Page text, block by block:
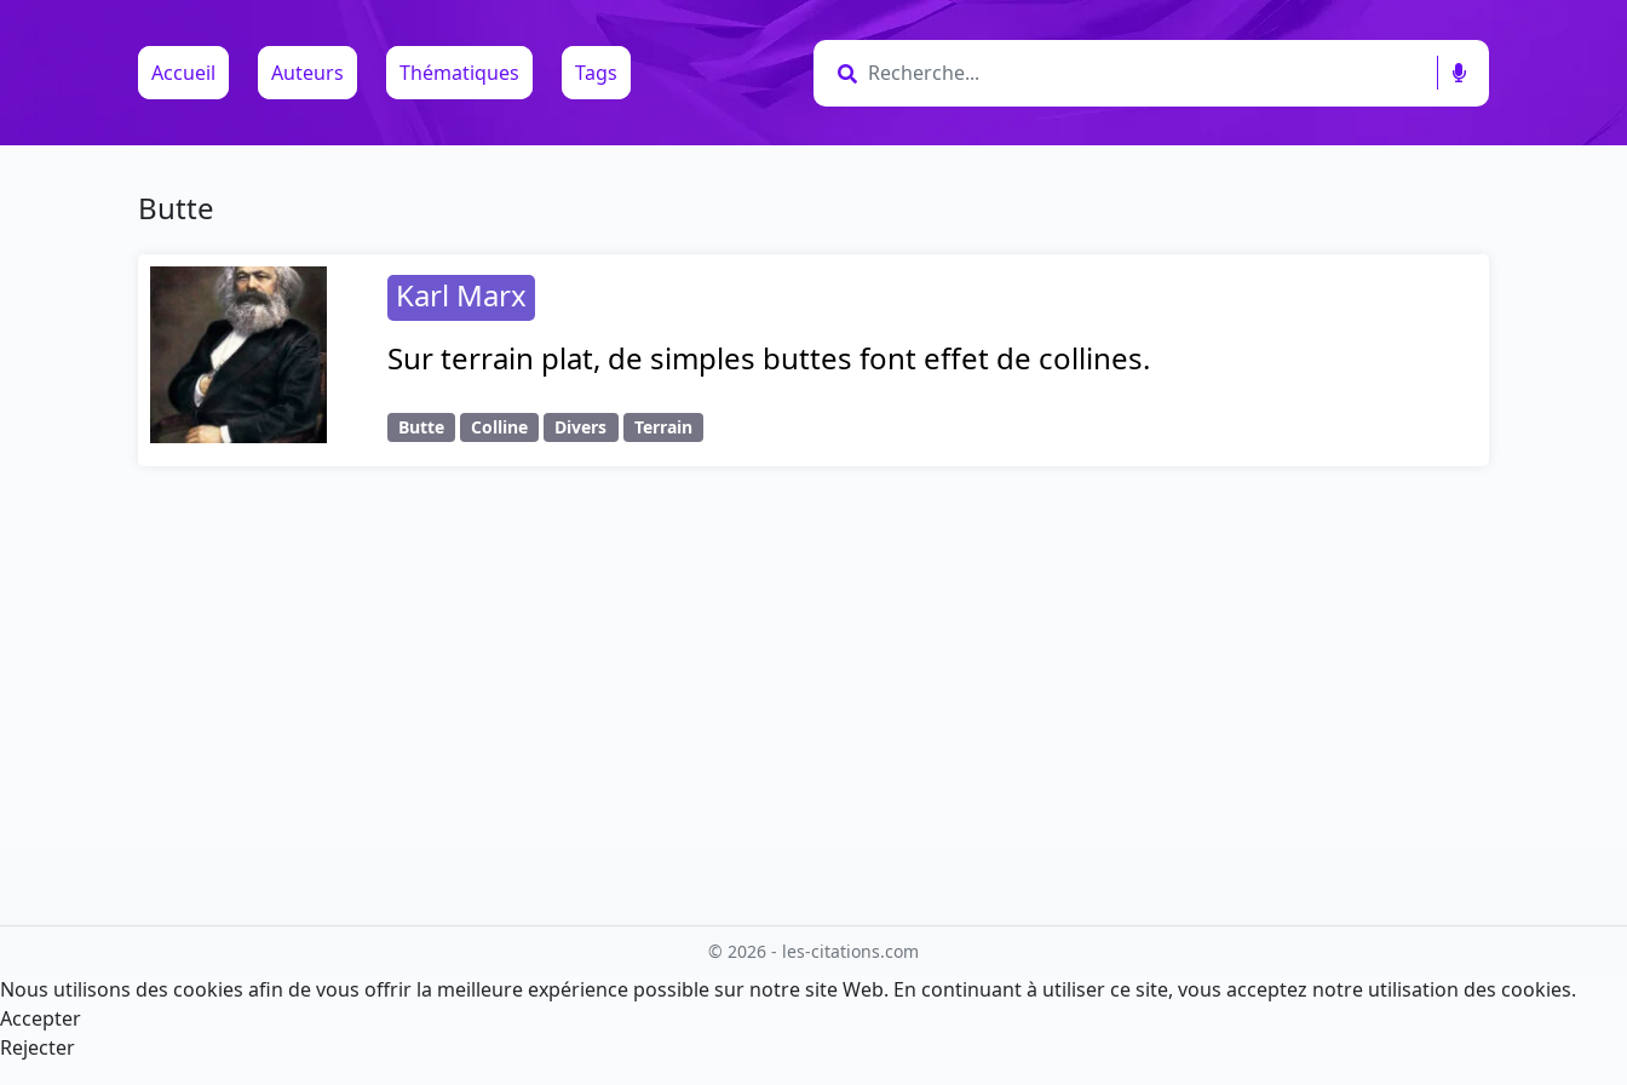
Accueil Auteurs Thématiques Tags
Butte
Karl Marx
Sur terrain plat, de simples buttes font effet de collines.
Butte Colline Divers Terrain
© 2026 - les-citations.com
Nous utilisons des cookies afin de vous offrir la meilleure expérience possible sur notre site Web. En continuant à utiliser ce site, vous acceptez notre utilisation des cookies.
Accepter
Rejecter